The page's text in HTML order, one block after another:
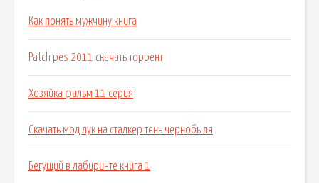
Как понять мужчину книга
Patch pes 2011 скачать торрент
Хозяйка фильм 11 серия
Скачать мод лук на сталкер тень чернобыля
Бегущий в лабиринте книга 1